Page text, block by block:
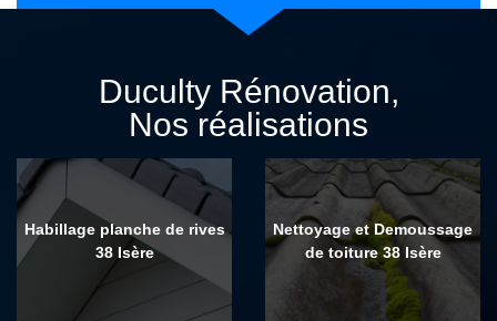
Duculty Rénovation,
Nos réalisations
Habillage planche de rives
38 Isère
Nettoyage et Demoussage
de toiture 38 Isère